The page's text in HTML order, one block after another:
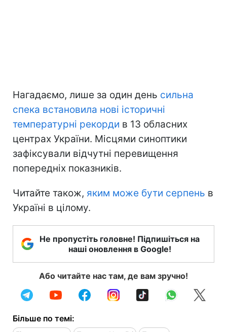
Нагадаємо, лише за один день сильна
спека встановила нові історичні
температурні рекорди в 13 обласних
центрах України. Місцями синоптики
зафіксували відчутні перевищення
попередніх показників.
Читайте також, яким може бути серпень в
Україні в цілому.
Не пропустіть головне! Підпишіться на
наші оновлення в Google!
Або читайте нас там, де вам зручно!
Більше по темі: